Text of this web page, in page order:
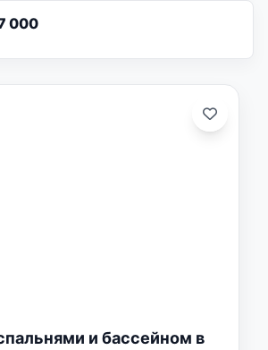
000
и бассейном в